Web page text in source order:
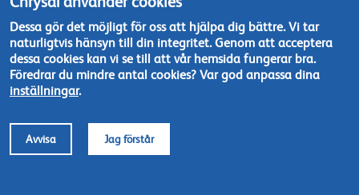
Vi att hålla dig informerad
med vårt nyhetsbrev
Registrera
Dessa gör det möjligt för oss att hjälpa dig bättre. Vi tar
naturligtvis hänsyn till din integritet. Genom att acceptera
dessa cookies kan vi se till att vår hemsida fungerar bra.
Föredrar du mindre antal cookies? Var god anpassa dina
inställningar.
Avvisa Jag förstår